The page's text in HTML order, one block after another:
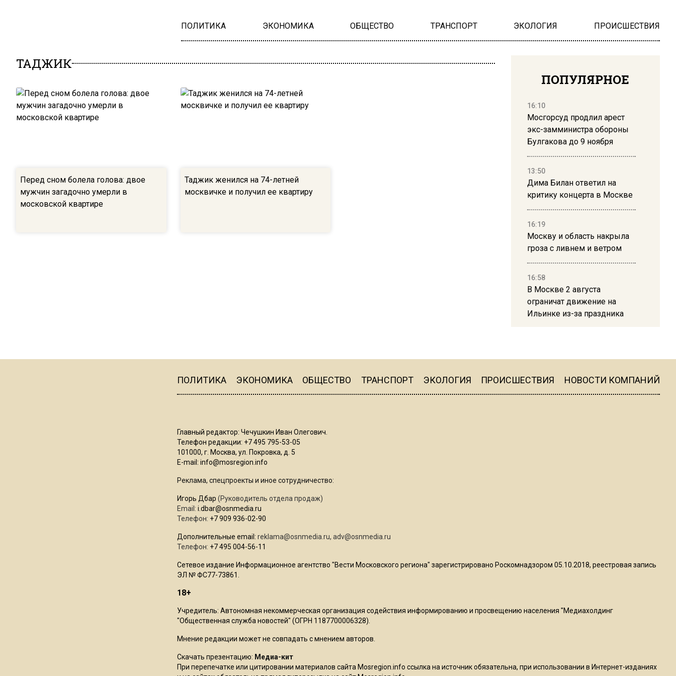
ПОЛИТИКА ЭКОНОМИКА ОБЩЕСТВО ТРАНСПОРТ ЭКОЛОГИЯ ПРОИСШЕСТВИЯ
ТАДЖИК
Перед сном болела голова: двое
мужчин загадочно умерли в
московской квартире
Таджик женился на 74-летней
москвичке и получил ее квартиру
ПОПУЛЯРНОЕ
16:10
Мосгорсуд продлил арест
экс-замминистра обороны
Булгакова до 9 ноября
13:50
Дима Билан ответил на
критику концерта в Москве
16:19
Москву и область накрыла
гроза с ливнем и ветром
16:58
В Москве 2 августа
ограничат движение на
Ильинке из-за праздника
Telegram после обвинений
Роман Терюшков назвал
ПОЛИТИКА ЭКОНОМИКА ОБЩЕСТВО ТРАНСПОРТ ЭКОЛОГИЯ ПРОИСШЕСТВИЯ НОВОСТИ КОМПАНИЙ
Главный редактор: Чечушкин Иван Олегович.
Телефон редакции: +7 495 795-53-05
101000, г. Москва, ул. Покровка, д. 5
E-mail: info@mosregion.info
Реклама, спецпроекты и иное сотрудничество:
Игорь Дбар (Руководитель отдела продаж)
Email: i.dbar@osnmedia.ru
Телефон: +7 909 936-02-90
Дополнительные email: reklama@osnmedia.ru, adv@osnmedia.ru
Телефон: +7 495 004-56-11
Сетевое издание Информационное агентство "Вести Московского региона" зарегистрировано Роскомнадзором 05.10.2018, реестровая запись
ЭЛ № ФС77-73861.
18+
Учредитель: Автономная некоммерческая организация содействия информированию и просвещению населения "Медиахолдинг
"Общественная служба новостей" (ОГРН 1187700006328).
Мнение редакции может не совпадать с мнением авторов.
Скачать презентацию: Медиа-кит
При перепечатке или цитировании материалов сайта Mosregion.info ссылка на источник обязательна, при использовании в Интернет-изданиях